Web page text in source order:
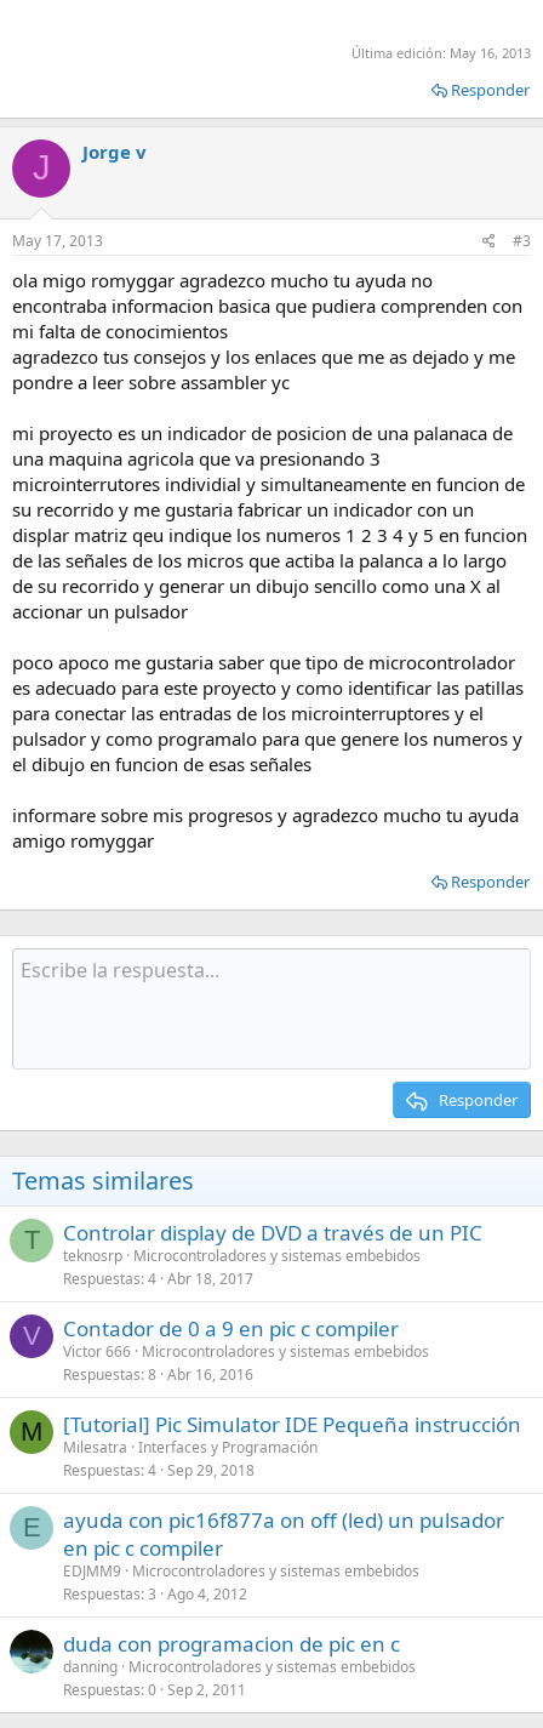
Última edición: May 16, 2013
Responder
J Jorge v
May 17, 2013 #3
ola migo romyggar agradezco mucho tu ayuda no
encontraba informacion basica que pudiera comprenden con
mi falta de conocimientos
agradezco tus consejos y los enlaces que me as dejado y me
pondre a leer sobre assambler yc
mi proyecto es un indicador de posicion de una palanaca de
una maquina agricola que va presionando 3
microinterrutores individial y simultaneamente en funcion de
su recorrido y me gustaria fabricar un indicador con un
displar matriz qeu indique los numeros 1 2 3 4 y 5 en funcion
de las señales de los micros que actiba la palanca a lo largo
de su recorrido y generar un dibujo sencillo como una X al
accionar un pulsador
poco apoco me gustaria saber que tipo de microcontrolador
es adecuado para este proyecto y como identificar las patillas
para conectar las entradas de los microinterruptores y el
pulsador y como programalo para que genere los numeros y
el dibujo en funcion de esas señales
informare sobre mis progresos y agradezco mucho tu ayuda
amigo romyggar
Responder
Responder
Temas similares
T Controlar display de DVD a través de un PIC
teknosrp Microcontroladores y sistemas embebidos
Respuestas 4 Abr 18, 2017
V Contador de 0 a 9 en pic c compiler
Victor 666 Microcontroladores y sistemas embebidos
Respuestas 8 Abr 16, 2016
M [Tutorial] Pic Simulator IDE Pequeña instrucción
Milesatra Interfaces y Programación
Respuestas 4 Sep 29, 2018
E
ayuda con pic16f877a on off (led) un pulsador
en pic c compiler
EDJMM9
Microcontroladores y sistemas embebidos
Respuestas 3 Ago 4, 2012
duda con programacion de pic en c
danning Microcontroladores y sistemas embebidos
Respuestas 0 Sep 2, 2011